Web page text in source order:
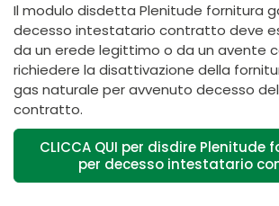
Il modulo disdetta Plenitude fornitura
decesso intestatario contratto deve
da un erede legittimo o da un avente
richiedere la disattivazione della
gas naturale per avvenuto decesso
contratto.
CLICCA QUI per disdire Plenitude
per decesso intestatario